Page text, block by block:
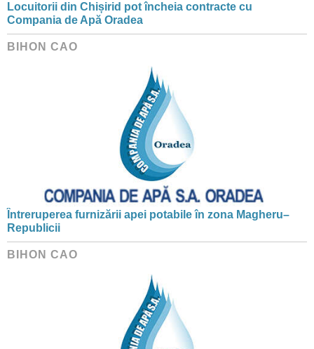
Locuitorii din Chișirid pot încheia contracte cu
Compania de Apă Oradea
BIHON CAO
Întreruperea furnizării apei potabile în zona Magheru–
Republicii
BIHON CAO